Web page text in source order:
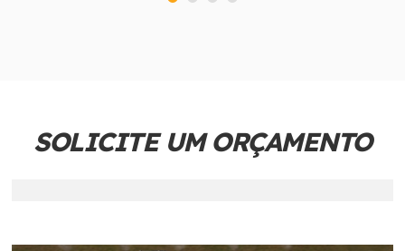
SOLICITE UM ORÇAMENTO